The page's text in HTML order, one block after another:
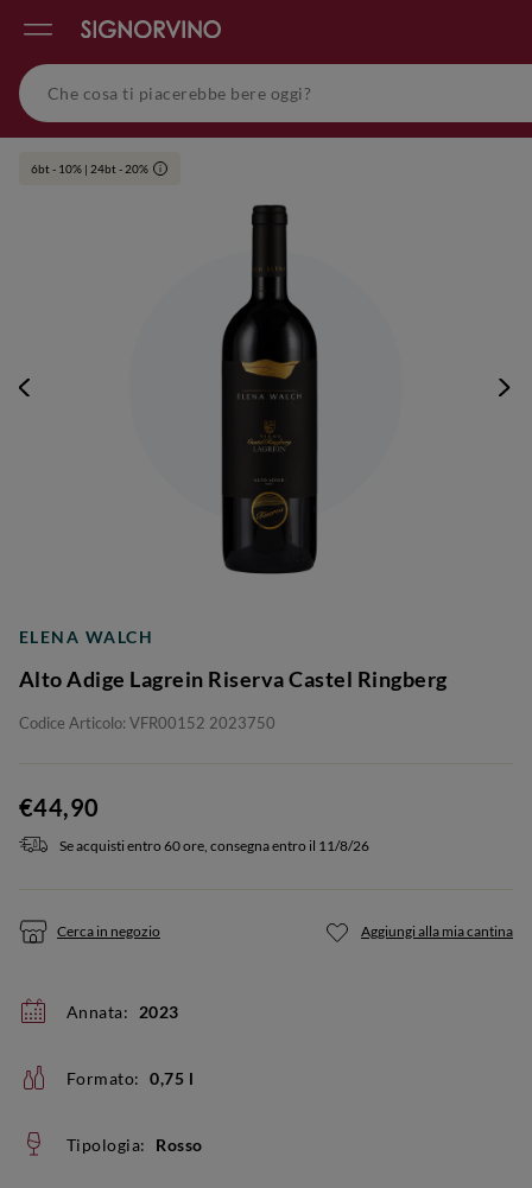
6bt - 10% | 24bt - 20% i
ELENA WALCH
Alto Adige Lagrein Riserva Castel Ringberg
Codice Articolo: VFR00152 2023750
€44,90
Se acquisti entro 60 ore, consegna entro il 11/8/26
Cerca in negozio Aggiungi alla mia cantina
Annata: 2023
Formato: 0,75 l
Tipologia: Rosso